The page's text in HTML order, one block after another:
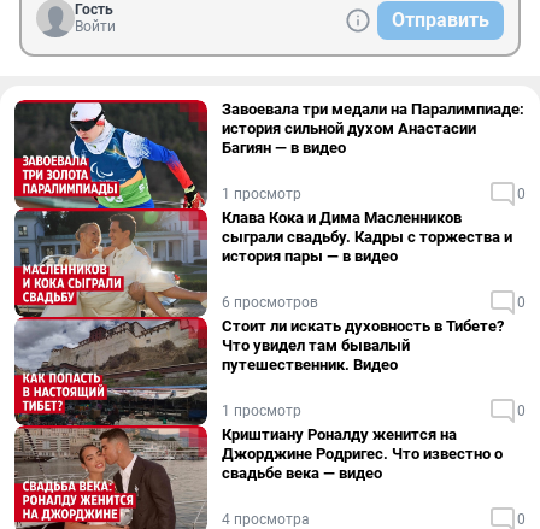
Гость
Войти
Отправить
Завоевала три медали на Паралимпиаде:
история сильной духом Анастасии
Багиян — в видео
1 просмотр 0
Клава Кока и Дима Масленников
сыграли свадьбу. Кадры с торжества и
история пары — в видео
6 просмотров 0
Стоит ли искать духовность в Тибете?
Что увидел там бывалый
путешественник. Видео
1 просмотр 0
Криштиану Роналду женится на
Джорджине Родригес. Что известно о
свадьбе века — видео
4 просмотра 0